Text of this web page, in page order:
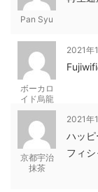
Pan Syu
ボーカロ
イド烏龍
茶
2021年
京都宇治
抹茶
2021年
ハッ
フィ